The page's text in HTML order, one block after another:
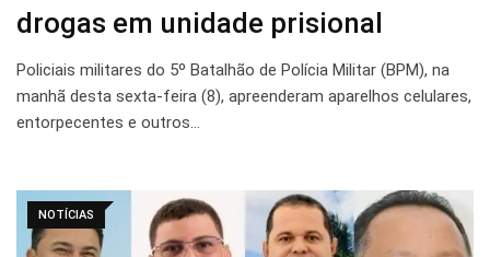
drogas em unidade prisional
Policiais militares do 5º Batalhão de Polícia Militar (BPM), na
manhã desta sexta-feira (8), apreenderam aparelhos celulares,
entorpecentes e outros…
NOTÍCIAS